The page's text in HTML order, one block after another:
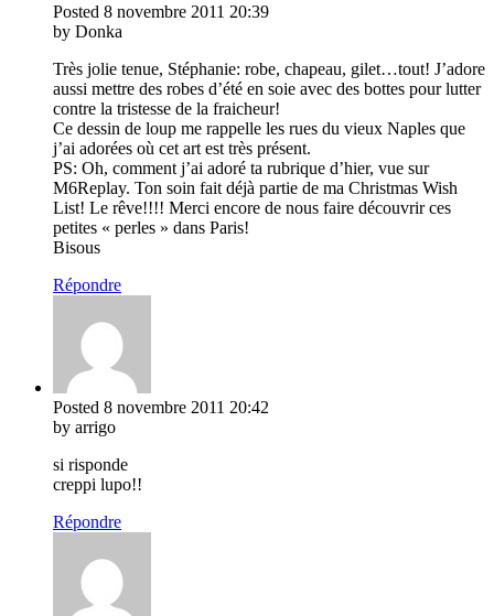
Posted 8 novembre 2011 20:39
by Donka
Très jolie tenue, Stéphanie: robe, chapeau, gilet…tout! J’adore
aussi mettre des robes d’été en soie avec des bottes pour lutter
contre la tristesse de la fraicheur!
Ce dessin de loup me rappelle les rues du vieux Naples que
j’ai adorées où cet art est très présent.
PS: Oh, comment j’ai adoré ta rubrique d’hier, vue sur
M6Replay. Ton soin fait déjà partie de ma Christmas Wish
List! Le rêve!!!! Merci encore de nous faire découvrir ces
petites « perles » dans Paris!
Bisous
Répondre
Posted 8 novembre 2011 20:42
by arrigo
si risponde
creppi lupo!!
Répondre